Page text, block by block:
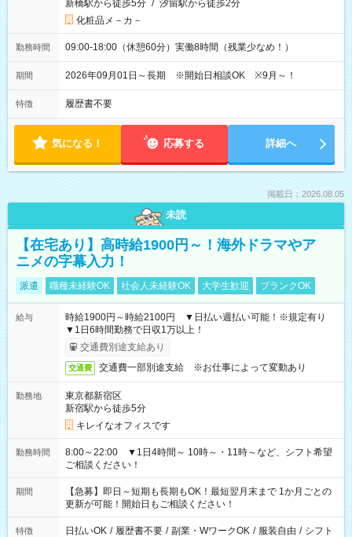
新橋駅から徒歩5分 / 汐留駅から徒歩2分
化粧品メ－カ－
勤務時間 09:00-18:00（休憩60分）実働8時間（残業少なめ！）
期間 2026年09月01日～長期 ※開始日相談OK ※9月～！
特徴 履歴書不要
気になる！ 応募する 詳細へ
掲載日：2026.08.05
未読
【在宅あり】高時給1900円～！海外ドラマやア
ニメの字幕入力！
派遣 職種未経験OK 社会人未経験OK 大学生歓迎 ブランクOK
給与
時給1900円～時給2100円 ▼日払い週払い可能！※規定有り
▼1日6時間勤務で日収1万以上！
交通費別途支給あり
交通費 交通費一部別途支給 ※お仕事によって変動あり
勤務地
東京都新宿区
新宿駅から徒歩5分
キレイなオフィスです
勤務時間
8:00～22:00 ▼1日4時間～ 10時～・11時～など、シフト希望
ご相談ください！
期間
【急募】即日～短期も長期もOK！最短翌月末まで 1か月ごとの
更新が可能！開始日もご相談ください！
特徴 日払いOK / 履歴書不要 / 副業・WワークOK / 服装自由 / シフト